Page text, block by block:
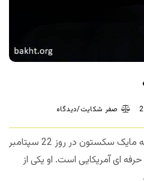
صفر شکایت/دیدگاه
مایکل ریچارد سکستون ملقب به مایک سکستون در روز 22 سپتامبر
حرفه ای آمریکایی است. او یکی از